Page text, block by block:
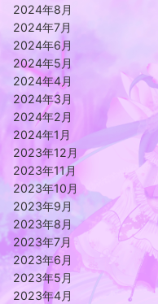
2024年8月
2024年7月
2024年6月
2024年5月
2024年4月
2024年3月
2024年2月
2024年1月
2023年12月
2023年11月
2023年10月
2023年9月
2023年8月
2023年7月
2023年6月
2023年5月
2023年4月